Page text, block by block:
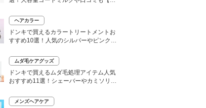
ヘアカラー
ドンキで買えるカラートリートメントお
すすめ10選！人気のシルバーやピンク、
ムダ毛ケアグッズ
ドンキで買えるムダ毛処理アイテム人気
おすすめ11選！シェーバーやカミソリな
メンズヘアケア